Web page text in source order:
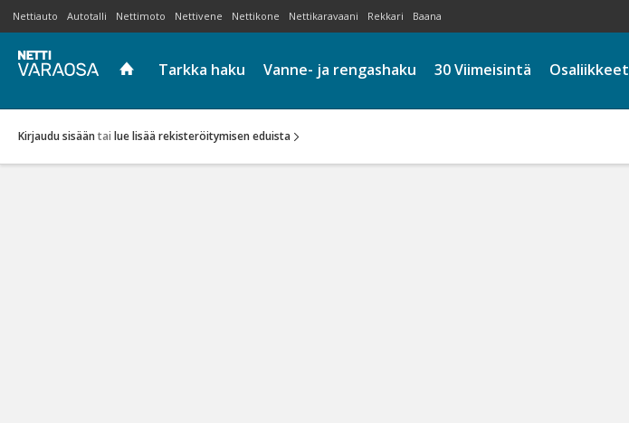
Nettiauto Autotalli Nettimoto Nettivene Nettikone Nettikaravaani Rekkari Baana
Tarkka haku Vanne- ja rengashaku 30 Viimeisintä Osaliikkeet
Kirjaudu sisään tai lue lisää rekisteröitymisen eduista